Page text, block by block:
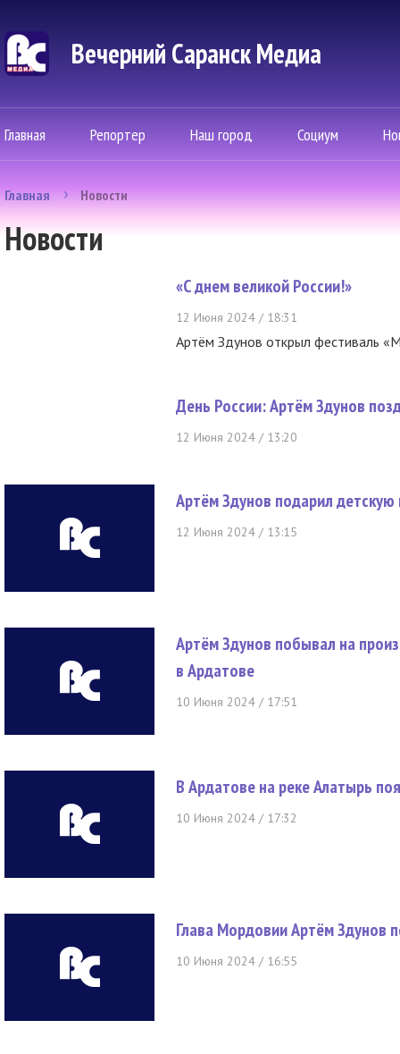
Вечерний Саранск Mедиа
Главная Репортер Наш город Социум
Главная Новости
Новости
«С днем великой России!»
12 Июня 2024 / 18:31
Артём Здунов открыл фестиваль
День России: Артём Здунов
12 Июня 2024 / 13:20
Артём Здунов подарил детскую
12 Июня 2024 / 13:15
Артём Здунов побывал на
в Ардатове
10 Июня 2024 / 17:51
В Ардатове на реке Алатырь
10 Июня 2024 / 17:32
Глава Мордовии Артём Здунов
10 Июня 2024 / 16:55